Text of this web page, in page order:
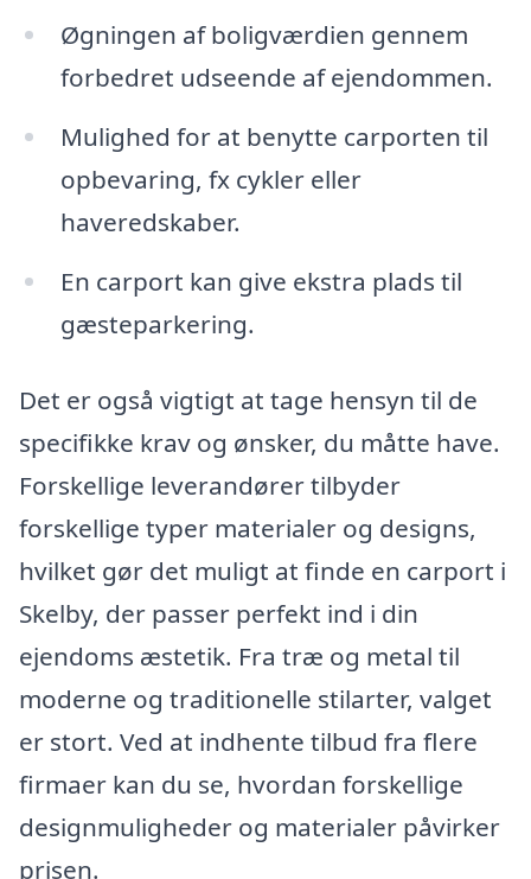
Øgningen af boligværdien gennem
forbedret udseende af ejendommen.
Mulighed for at benytte carporten til
opbevaring, fx cykler eller
haveredskaber.
En carport kan give ekstra plads til
gæsteparkering.
Det er også vigtigt at tage hensyn til de
specifikke krav og ønsker, du måtte have.
Forskellige leverandører tilbyder
forskellige typer materialer og designs,
hvilket gør det muligt at finde en carport i
Skelby, der passer perfekt ind i din
ejendoms æstetik. Fra træ og metal til
moderne og traditionelle stilarter, valget
er stort. Ved at indhente tilbud fra flere
firmaer kan du se, hvordan forskellige
designmuligheder og materialer påvirker
prisen.